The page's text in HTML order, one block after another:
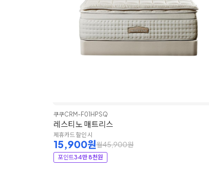
쿠쿠CRM-F01HPSQ
레스티노 매트리스
제휴카드 할인 시
15,900원월45,900원
포인트34만 8천원